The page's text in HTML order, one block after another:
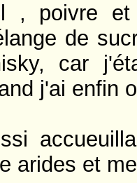
, poivre et
de
car
j'ai enfin
arides et